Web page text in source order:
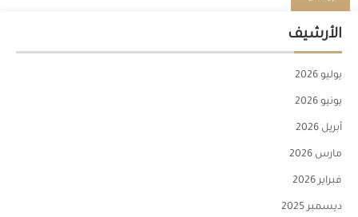
الأرشيف
يوليو 2026
يونيو 2026
أبريل 2026
مارس 2026
فبراير 2026
ديسمبر 2025